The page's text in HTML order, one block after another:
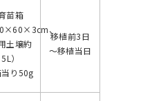
苗箱
、
土壌約
5L）
り50g
移植前3日
〜移植当日